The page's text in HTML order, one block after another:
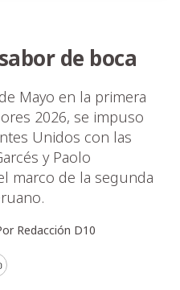
de boca
Mayo en la primera
2026, se impuso
Unidos con las
y Paolo
marco de la segunda
Redacción D10